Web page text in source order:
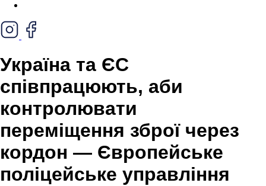
Україна та ЄС
співпрацюють, аби
контролювати
переміщення зброї через
кордон — Європейське
поліцейське управління